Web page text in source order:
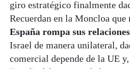
giro estratégico finalmente
Recuerdan en la Moncloa que
España rompa sus
Israel de manera unilateral,
comercial depende de la UE